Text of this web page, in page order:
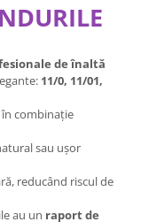
de înaltă
11/0, 11/01,
în combinație
sau ușor
reducând riscul de
au un raport de